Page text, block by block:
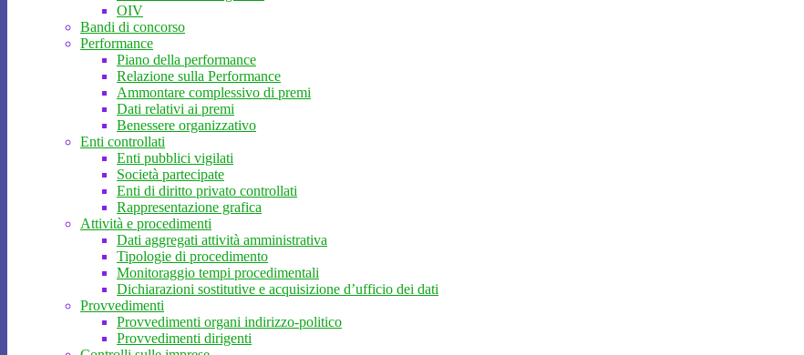
OIV
Bandi di concorso
Performance
Piano della performance
Relazione sulla Performance
Ammontare complessivo di premi
Dati relativi ai premi
Benessere organizzativo
Enti controllati
Enti pubblici vigilati
Società partecipate
Enti di diritto privato controllati
Rappresentazione grafica
Attività e procedimenti
Dati aggregati attività amministrativa
Tipologie di procedimento
Monitoraggio tempi procedimentali
Dichiarazioni sostitutive e acquisizione d’ufficio dei dati
Provvedimenti
Provvedimenti organi indirizzo-politico
Provvedimenti dirigenti